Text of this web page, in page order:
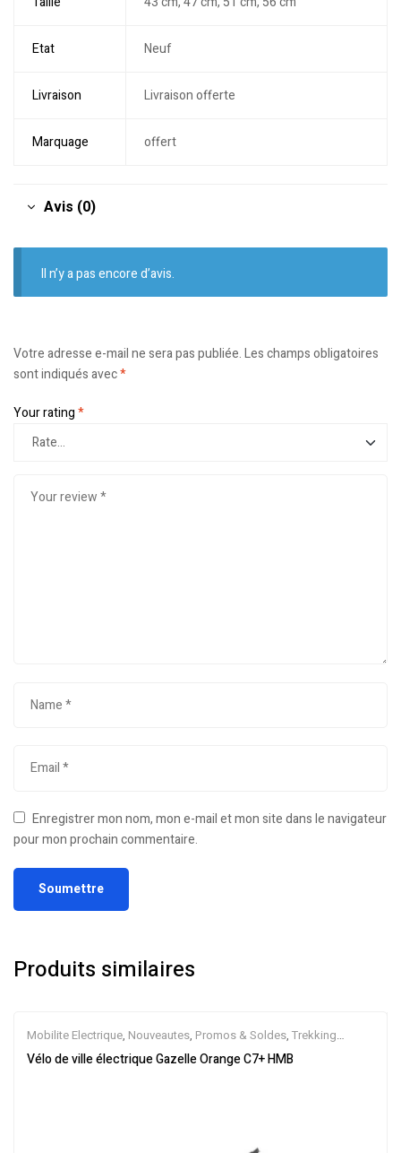
Etat Neuf
Livraison Livraison offerte
Marquage offert
Avis (0)
Il n’y a pas encore d’avis.
Votre adresse e-mail ne sera pas publiée.Les champs obligatoires
sont indiqués avec*
Your rating*
Enregistrer mon nom, mon e-mail et mon site dans le navigateur
pour mon prochain commentaire.
Produits similaires
Mobilite Electrique, Nouveautes, Promos & Soldes, Trekking
électrique,Vélo électrique ville,Velos Electriques,VTC Electrique
Vélo de ville électrique Gazelle Orange C7+ HMB